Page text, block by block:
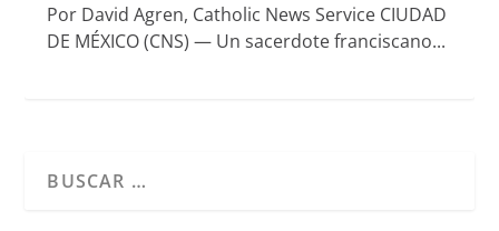
Por David Agren, Catholic News Service CIUDAD
DE MÉXICO (CNS) — Un sacerdote franciscano...